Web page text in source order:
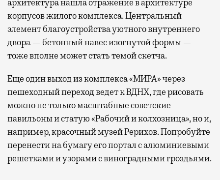
архитектура нашла отражение в архитектуре
корпусов жилого комплекса. Центральный
элемент благоустройства уютного внутреннего
двора — бетонный навес изогнутой формы —
тоже вполне может стать темой скетча.
Еще один выход из комплекса «МИРА» через
пешеходный переход ведет к ВДНХ, где рисовать
можно не только масштабные советские
павильоны и статую «Рабочий и колхозница», но и,
например, красочный музей Рерихов. Попробуйте
перенести на бумагу его портал с алюминиевыми
решетками и узорами с виноградными гроздьями.